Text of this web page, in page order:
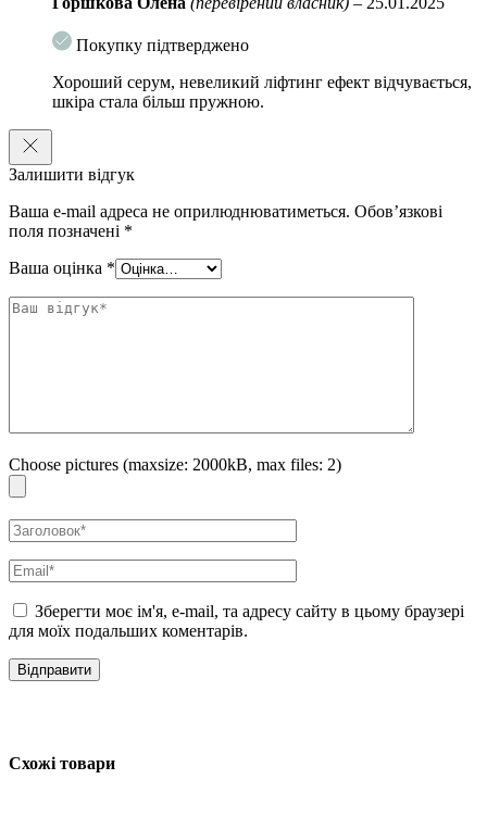
покликаний усунути дегідратацію шкіри, заповнити нестачу
вологи, усунути сухість та захищати від старіння шкіри.
Комплекс із 5-ти видів пептидів
Особливості використання:
Нанесіть легкими масажними рухами невелику кількість на проблемні
Покупку підтверджено
Хороший серум, невеликий ліфтинг ефект відчувається,
шкіра стала більш пружною.
Залишити відгук
Ваша e-mail адреса не оприлюднюватиметься. Обов’язкові
поля позначені *
Ваша оцінка *
Choose pictures (maxsize: 2000kB, max files: 2)
Зберегти моє ім'я, e-mail, та адресу сайту в цьому браузері
для моїх подальших коментарів.
Схожі товари